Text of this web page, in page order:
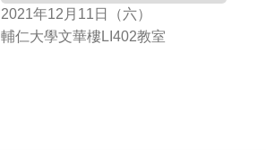
2021年12月11日（六）
輔仁大學文華樓LI402教室